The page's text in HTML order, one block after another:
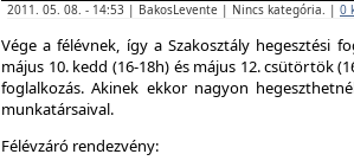
2011. 05. 08. - 14:53 | BakosLevente | Nincs kategória. | 0
Vége a félévnek, így a Szakosztály hegesztési
május 10. kedd (16-18h) és május 12. csütörtök
foglalkozás. Akinek ekkor nagyon
munkatársaival.
Félévzáró rendezvény: